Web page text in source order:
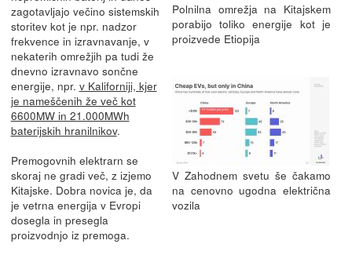
Polnilna omrežja na Kitajskem
porabijo toliko energije kot je
proizvede Etiopija
V Zahodnem svetu še čakamo
na cenovno ugodna električna
vozila
zagotavljajo večino sistemskih
storitev kot je npr. nadzor
frekvence in izravnavanje, v
nekaterih omrežjih pa tudi že
dnevno izravnavo sončne
energije, npr. v Kaliforniji, kjer
je nameščenih že več kot
6600MW in 21.000MWh
baterijskih hranilnikov.
Premogovnih elektrarn se
skoraj ne gradi več, z izjemo
Kitajske. Dobra novica je, da
je vetrna energija v Evropi
dosegla in presegla
proizvodnjo iz premoga.